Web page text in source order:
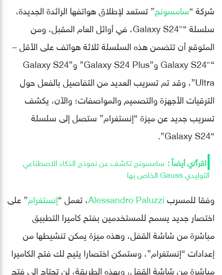
شركة “سامسونج” تستعد لإطلاق هواتفها الرائدة الجديدة،
سلسلة “Galaxy S24″، في أوائل العام المقبل، ومن
المتوقع أن تتضمن هذه السلسلة ثلاثة هواتف على الأقل –
“Galaxy S24″ و”Galaxy S24 Plus” و”Galaxy S24
Ultra”، وقد تم تسريب العديد من التفاصيل بالفعل حول
الترقيات الأجهزة والتصميم والمواصفات؛ والآن، يكشف
تسريب جديد عن ميزة “إنستغرام” ستصل إلى سلسلة
“Galaxy S24”.
سامسونج تكشف عن نموذج الذكاء الاصطناعي
التوليدي Gauss الخاص بها
وفقا للمسربAlessandro Paluzzi، تعمل “إنستغرام” على
اختصار جديد يسمح للمستخدمين بفتح كاميرا التطبيق
مباشرة من شاشة القفل، وهذه ميزة يمكن تنشيطها من
إعدادات “إنستغرام”، وستمكن اختصارا يتيح لك فتح الكاميرا
مباشرة من شاشة القفل، وبهذه الطريقة، لن تحتاج إلى فتح